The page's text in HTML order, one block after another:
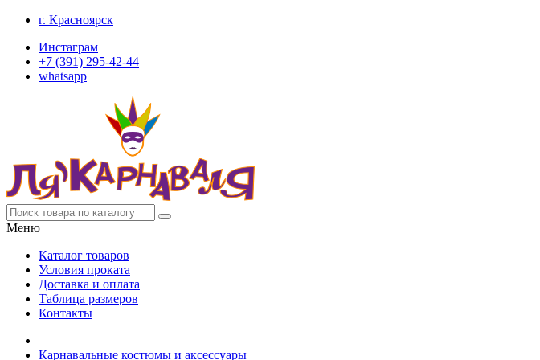
г. Красноярск
Инстаграм
+7 (391) 295-42-44
whatsapp
Меню
Каталог товаров
Условия проката
Доставка и оплата
Таблица размеров
Контакты
Карнавальные костюмы и аксессуары